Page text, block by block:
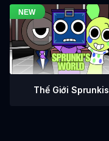
Thế Giới Sprunkis